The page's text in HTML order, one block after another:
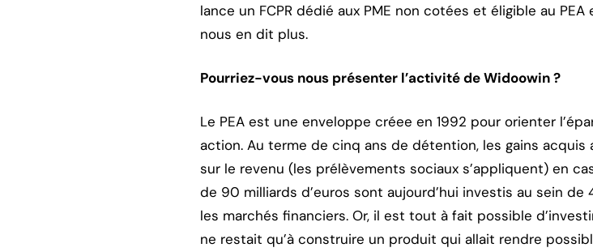
lance un FCPR dédié aux PME non cotées et éligible au PEA
nous en dit plus.
Pourriez-vous nous présenter l’activité de Widoowin ?
Le PEA est une enveloppe créee en 1992 pour orienter
action. Au terme de cinq ans de détention, les gains acquis
sur le revenu (les prélèvements sociaux s’appliquent) en
de 90 milliards d’euros sont aujourd’hui investis au sein
les marchés financiers. Or, il est tout à fait possible
ne restait qu’à construire un produit qui allait rendre